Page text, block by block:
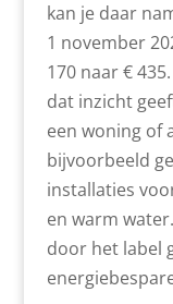
kan je daar
1 november
170 naar €
dat inzicht
een woning of
bijvoorbeeld
installaties
en warm
door het label